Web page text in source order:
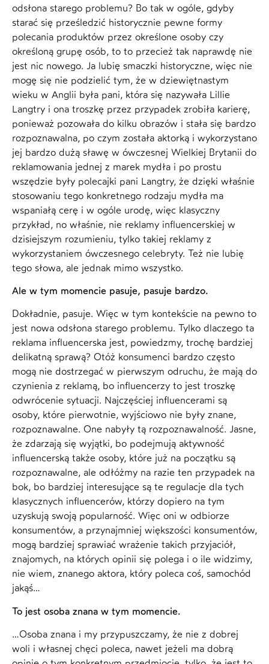
odsłona starego problemu? Bo tak w ogóle, gdyby
starać się prześledzić historycznie pewne formy
polecania produktów przez określone osoby czy
określoną grupę osób, to to przecież tak naprawdę nie
jest nic nowego. Ja lubię smaczki historyczne, więc nie
mogę się nie podzielić tym, że w dziewiętnastym
wieku w Anglii była pani, która się nazywała Lillie
Langtry i ona troszkę przez przypadek zrobiła karierę,
ponieważ pozowała do kilku obrazów i stała się bardzo
rozpoznawalna, po czym została aktorką i wykorzystano
jej bardzo dużą sławę w ówczesnej Wielkiej Brytanii do
reklamowania jednej z marek mydła i po prostu
wszędzie były polecajki pani Langtry, że dzięki właśnie
stosowaniu tego konkretnego rodzaju mydła ma
wspaniałą cerę i w ogóle urodę, więc klasyczny
przykład, no właśnie, nie reklamy influencerskiej w
dzisiejszym rozumieniu, tylko takiej reklamy z
wykorzystaniem ówczesnego celebryty. Też nie lubię
tego słowa, ale jednak mimo wszystko.
Ale w tym momencie pasuje, pasuje bardzo.
Dokładnie, pasuje. Więc w tym kontekście na pewno to
jest nowa odsłona starego problemu. Tylko dlaczego ta
reklama influencerska jest, powiedzmy, trochę bardziej
delikatną sprawą? Otóż konsumenci bardzo często
mogą nie dostrzegać w pierwszym odruchu, że mają do
czynienia z reklamą, bo influencerzy to jest troszkę
odwrócenie sytuacji. Najczęściej influencerami są
osoby, które pierwotnie, wyjściowo nie były znane,
rozpoznawalne. One nabyły tą rozpoznawalność. Jasne,
że zdarzają się wyjątki, bo podejmują aktywność
influencerską także osoby, które już na początku są
rozpoznawalne, ale odłóżmy na razie ten przypadek na
bok, bo bardziej interesujące są te regulacje dla tych
klasycznych influencerów, którzy dopiero na tym
uzyskują swoją popularność. Więc oni w odbiorze
konsumentów, a przynajmniej większości konsumentów,
mogą bardziej sprawiać wrażenie takich przyjaciół,
znajomych, na których opinii się polega i o ile widzimy,
nie wiem, znanego aktora, który poleca coś, samochód
jakąś…
To jest osoba znana w tym momencie.
…Osoba znana i my przypuszczamy, że nie z dobrej
woli i własnej chęci poleca, nawet jeżeli ma dobrą